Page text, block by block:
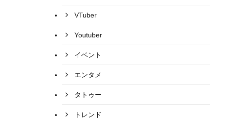
VTuber
Youtuber
イベント
エンタメ
タトゥー
トレンド